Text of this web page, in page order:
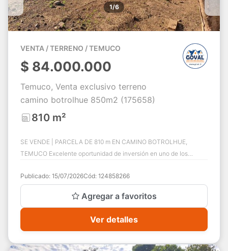
1/6
VENTA / TERRENO / TEMUCO
$ 84.000.000
Temuco, Venta exclusivo terreno
camino botrolhue 850m2 (175658)
810 m²
SE VENDE | PARCELA DE 810 m EN CAMINO BOTROLHUE,
TEMUCO Excelente oportunidad de inversión en uno de los
Publicado: 15/07/2026Cód: 124858266
Agregar a favoritos
Ver detalles